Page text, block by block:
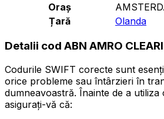
Oraș
Țară
Olanda
Detalii cod ABN AMRO
Codurile SWIFT corecte sunt
orice probleme sau întârzieri în
dumneavoastră. Înainte de a utiliza
asigurați-vă că: